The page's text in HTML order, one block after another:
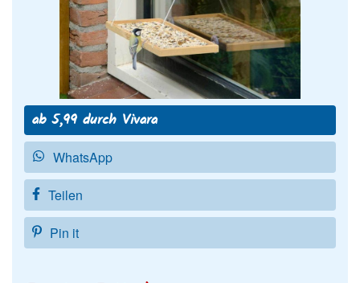
ab 5,99 durch Vivara
WhatsApp
Teilen
Pin it